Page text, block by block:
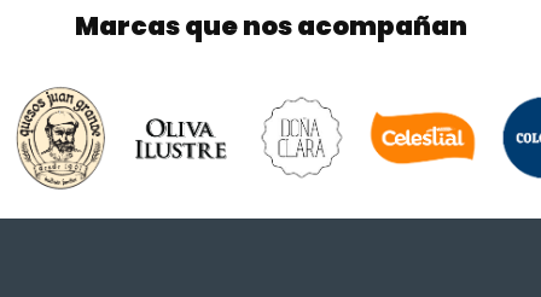
Marcas que nos acompañan